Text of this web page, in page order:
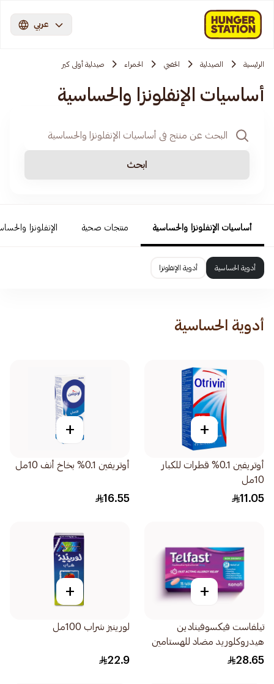
عربي
الرئيسية الصيدلية الخفجي الحمراء صيدلية أولى كير
أساسيات الإنفلونزا والحساسية
ابحث
أساسيات الإنفلونزا والحساسية منتجات صحية الإنفلونزا
أدوية الحساسية أدوية الإنفلونزا
أدوية الحساسية
+
أوتريفين 0.1% قطرات للكبار
10مل
11.05
+
أوتريفين 0.1% بخاخ أنف 10مل
16.55
+
تيلفاست فيكسوفينادين
هيدروكلوريد مضاد للهستامين
15قرص
28.65
+
لورينيز شراب 100مل
22.9